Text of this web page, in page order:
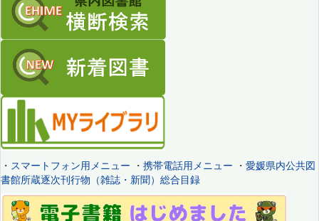
・ スマートフォン用メニュー ・ 携帯電話用メニュー ・ 愛媛県内公共図
書館所蔵逐次刊行物（雑誌・新聞）総合目録